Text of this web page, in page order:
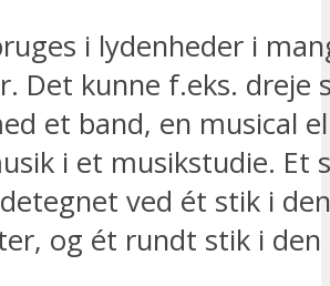
i lydenheder i
Det kunne f.eks. dreje
et band, en musical
i et musikstudie. Et
ved ét stik i
og ét rundt stik i den